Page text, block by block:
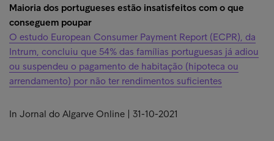
Maioria dos portugueses estão insatisfeitos com o que
conseguem poupar
O estudo European Consumer Payment Report (ECPR), da
Intrum, concluiu que 54% das famílias portuguesas já adiou
ou suspendeu o pagamento de habitação (hipoteca ou
arrendamento) por não ter rendimentos suficientes
In Jornal do Algarve Online | 31-10-2021